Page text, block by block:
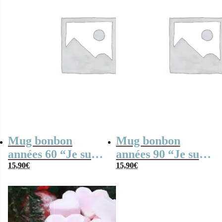
Mug bonbon
années 60 “Je suis
un tonton qui
personnalisable
15,90€
Mug bonbon
années 90 “Je suis
un tonton qui
personnalisable
15,90€